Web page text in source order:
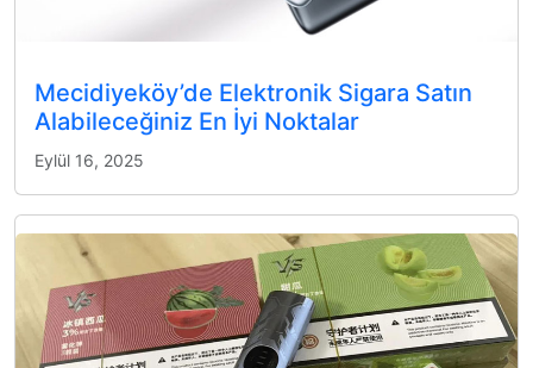
Mecidiyeköy’de Elektronik Sigara Satın
Alabileceğiniz En İyi Noktalar
Eylül 16, 2025